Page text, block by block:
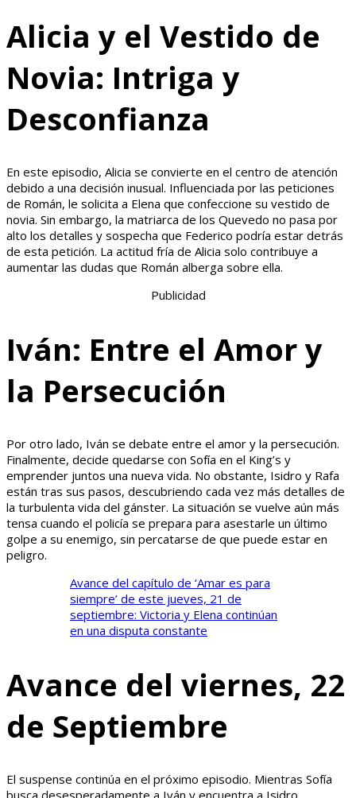
Alicia y el Vestido de
Novia: Intriga y
Desconfianza
En este episodio, Alicia se convierte en el centro de atención
debido a una decisión inusual. Influenciada por las peticiones
de Román, le solicita a Elena que confeccione su vestido de
novia. Sin embargo, la matriarca de los Quevedo no pasa por
alto los detalles y sospecha que Federico podría estar detrás
de esta petición. La actitud fría de Alicia solo contribuye a
aumentar las dudas que Román alberga sobre ella.
Publicidad
Iván: Entre el Amor y
la Persecución
Por otro lado, Iván se debate entre el amor y la persecución.
Finalmente, decide quedarse con Sofía en el King’s y
emprender juntos una nueva vida. No obstante, Isidro y Rafa
están tras sus pasos, descubriendo cada vez más detalles de
la turbulenta vida del gánster. La situación se vuelve aún más
tensa cuando el policía se prepara para asestarle un último
golpe a su enemigo, sin percatarse de que puede estar en
peligro.
Avance del capítulo de ‘Amar es para
siempre’ de este jueves, 21 de
septiembre: Victoria y Elena continúan
en una disputa constante
Avance del viernes, 22
de Septiembre
El suspense continúa en el próximo episodio. Mientras Sofía